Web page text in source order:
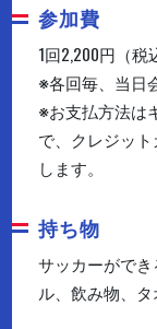
参加費
1回2,200円（税
※各回毎、当日
※お支払方法は
で、クレジッ
します。
持ち物
サッカーがで
ル、飲み物、